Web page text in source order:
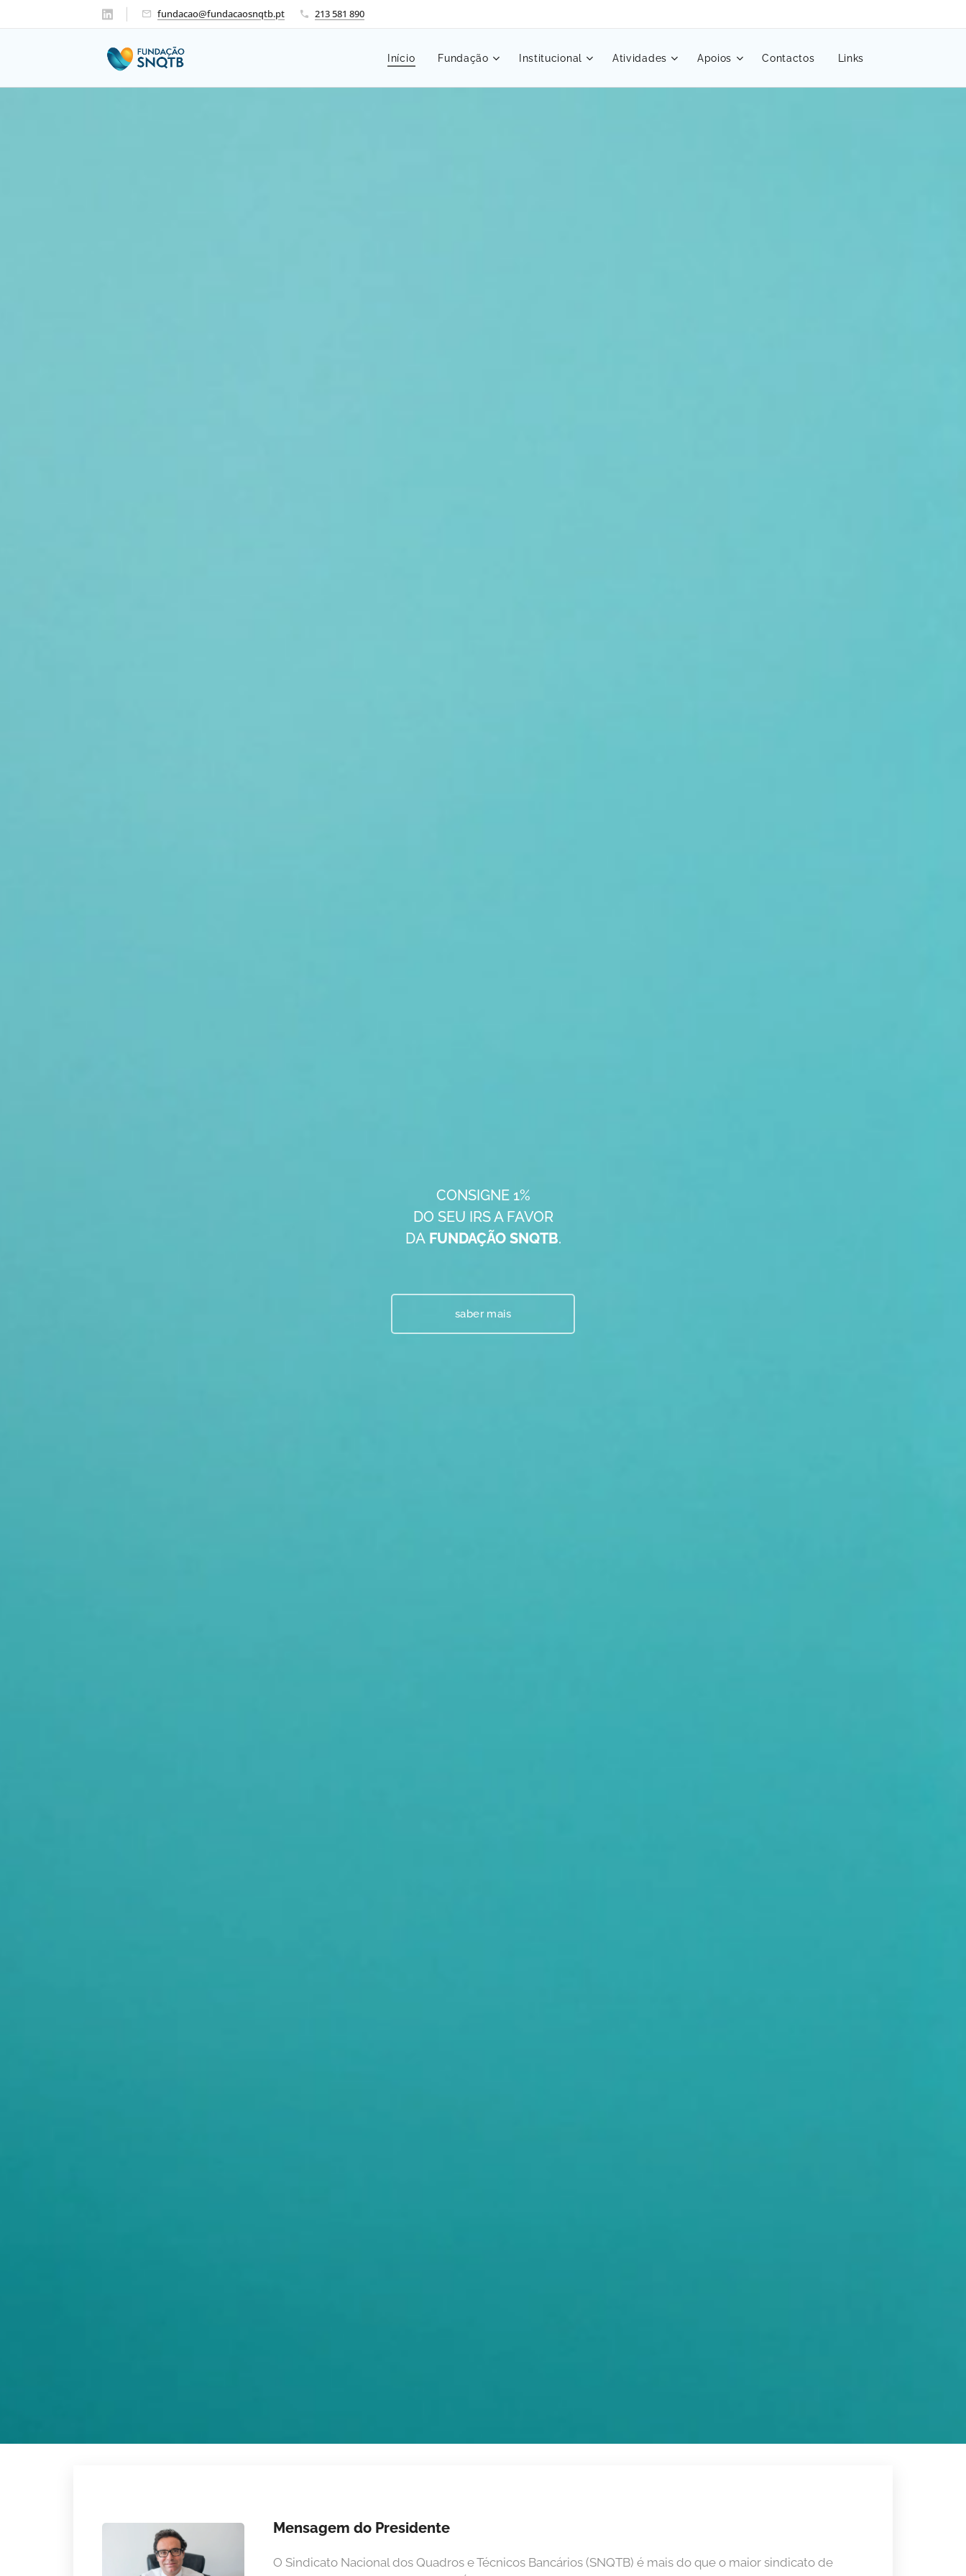
fundacao@fundacaosnqtb.pt 213 581 890
Início Fundação Institucional Atividades Apoios Contactos Links
CONSIGNE 1%
DO SEU IRS A FAVOR
DA FUNDAÇÃO SNQTB.
saber mais
Mensagem do Presidente
O Sindicato Nacional dos Quadros e Técnicos Bancários (SNQTB) é mais do que o maior sindicato de